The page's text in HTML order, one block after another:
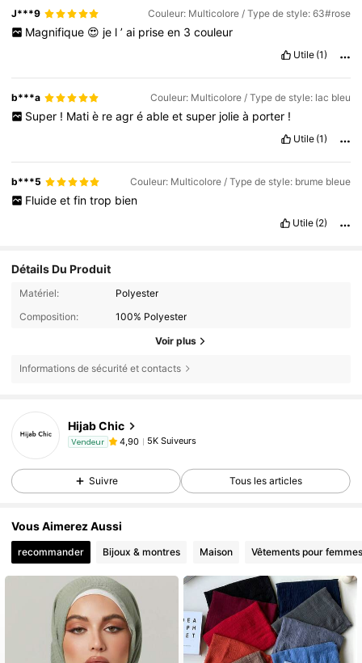
J***9 Couleur: Multicolore / Type de style: 63#rose
Magnifique 😍 je l ’ ai prise en 3 couleur
Utile (1)
b***a Couleur: Multicolore / Type de style: lac bleu
Super ! Mati è re agr é able et super jolie à porter !
Utile (1)
b***5 Couleur: Multicolore / Type de style: brume bleue
Fluide et fin trop bien
Utile (2)
Détails Du Produit
Matériel:
Polyester
Composition:
100% Polyester
Voir plus
Informations de sécurité et contacts
Hijab Chic
Vendeur 4,90 5K Suiveurs
Suivre Tous les articles
Vous Aimerez Aussi
recommander Bijoux & montres Maison Vêtements pour femmes